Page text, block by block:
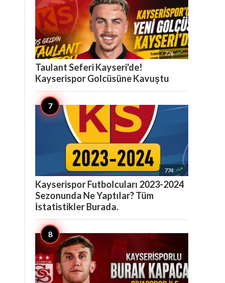
776 
Taulant Seferi Kayseri'de!
Kayserispor Golcüsüne Kavuştu
774 
Kayserispor Futbolcuları 2023-2024
Sezonunda Ne Yaptılar? Tüm
İstatistikler Burada.